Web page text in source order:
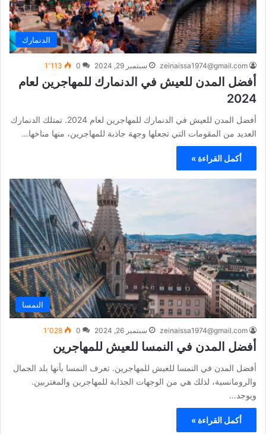
الدنمارك
zeinaissa1974@gmail.com سبتمبر 29, 2024 0 1٬113
أفضل المدن للعيش في الدنمارك للمهاجرين لعام
2024
أفضل المدن للعيش في الدنمارك للمهاجرين لعام 2024. تمتلك الدنمارك
العديد من المقومات التي تجعلها وجهة جاذبة للمهاجرين، منها مناخها…
أكمل القراءة »
النمسا
zeinaissa1974@gmail.com سبتمبر 26, 2024 0 1٬028
أفضل المدن في النمسا للعيش للمهاجرين
أفضل المدن في النمسا للعيش للمهاجرين. تعرف النمسا بأنها بلد الجمال
والرومانسية، لذلك هي من الوجهات الجذابة للمهاجرين والمغتربين.
ويوجد…
أكمل القراءة »